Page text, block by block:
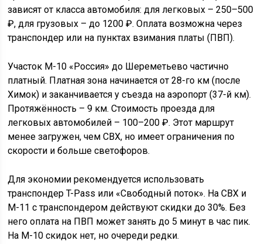
зависят от класса автомобиля: для легковых – 250–500
₽, для грузовых – до 1200 ₽. Оплата возможна через
транспондер или на пунктах взимания платы (ПВП).
Участок М-10 «Россия» до Шереметьево частично
платный. Платная зона начинается от 28-го км (после
Химок) и заканчивается у съезда на аэропорт (37-й км).
Протяжённость – 9 км. Стоимость проезда для
легковых автомобилей – 100–200 ₽. Этот маршрут
менее загружен, чем СВХ, но имеет ограничения по
скорости и больше светофоров.
Для экономии рекомендуется использовать
транспондер T-Pass или «Свободный поток». На СВХ и
М-11 с транспондером действуют скидки до 30%. Без
него оплата на ПВП может занять до 5 минут в час пик.
На М-10 скидок нет, но очереди редки.